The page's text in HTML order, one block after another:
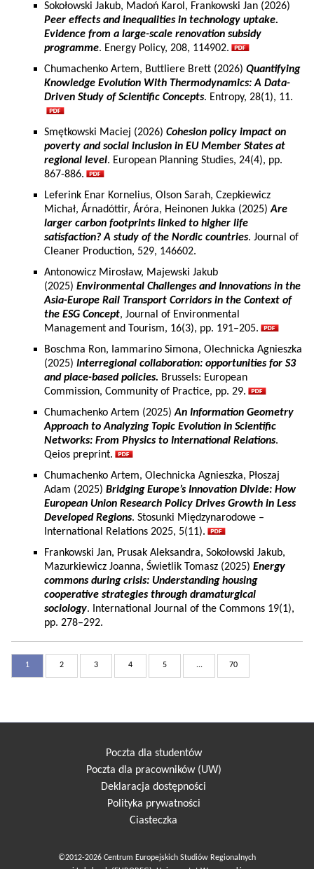
Sokołowski Jakub, Madoń Karol, Frankowski Jan (2026)
Peer effects and inequalities in technology uptake.
Evidence from a large-scale renovation subsidy
programme. Energy Policy, 208, 114902.
Chumachenko Artem, Buttliere Brett (2026) Quantifying
Knowledge Evolution With Thermodynamics: A Data-
Driven Study of Scientific Concepts. Entropy, 28(1), 11.
Smętkowski Maciej (2026) Cohesion policy impact on
poverty and social inclusion in EU Member States at
regional level. European Planning Studies, 24(4), pp.
867-886.
Leferink Enar Kornelius, Olson Sarah, Czepkiewicz
Michał, Árnadóttir, Áróra, Heinonen Jukka (2025)Are
larger carbon footprints linked to higher life
satisfaction? A study of the Nordic countries. Journal of
Cleaner Production, 529, 146602.
Antonowicz Mirosław, Majewski Jakub
(2025) Environmental Challenges and Innovations in the
Asia-Europe Rail Transport Corridors in the Context of
the ESG Concept, Journal of Environmental
Management and Tourism, 16(3), pp. 191–205.
Boschma Ron, Iammarino Simona, Olechnicka Agnieszka
(2025) Interregional collaboration: opportunities for S3
and place-based policies. Brussels: European
Commission, Community of Practice, pp. 29.
Chumachenko Artem (2025)An Information Geometry
Approach to Analyzing Topic Evolution in Scientific
Networks: From Physics to International Relations.
Qeios preprint.
Chumachenko Artem, Olechnicka Agnieszka, Płoszaj
Adam (2025) Bridging Europe’s Innovation Divide: How
European Union Research Policy Drives Growth in Less
Developed Regions. Stosunki Międzynarodowe –
International Relations 2025, 5(11).
Frankowski Jan, Prusak Aleksandra, Sokołowski Jakub,
Mazurkiewicz Joanna, Świetlik Tomasz (2025) Energy
commons during crisis: Understanding housing
cooperative strategies through dramaturgical
sociology. International Journal of the Commons 19(1),
pp. 278–292.
1 2 3 4 5 ... 70
Poczta dla studentów
Poczta dla pracowników (UW)
Deklaracja dostępności
Polityka prywatności
Ciasteczka
©2012-2026 Centrum Europejskich Studiów Regionalnych